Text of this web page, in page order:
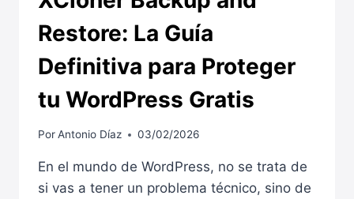
Restore: La Guía
Definitiva para Proteger
tu WordPress Gratis
PorAntonio Díaz 03/02/2026
En el mundo de WordPress, no se trata de
si vas a tener un problema técnico, sino de